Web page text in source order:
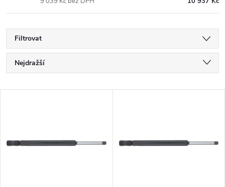
Filtrovat
Ř
a
e
Nejdražší
p